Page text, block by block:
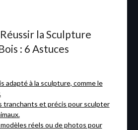
la Sculpture
: 6 Astuces
adapté à la sculpture, comme le
tranchants et précis pour sculpter
réels ou de photos pour